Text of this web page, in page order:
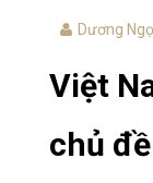
Dương
Việt
chủ